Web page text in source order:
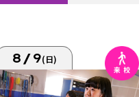
8/9(日)